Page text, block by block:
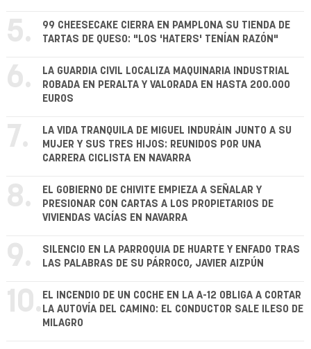
5.
99 CHEESECAKE CIERRA EN PAMPLONA SU TIENDA DE
TARTAS DE QUESO: "LOS 'HATERS' TENÍAN RAZÓN"
6.
LA GUARDIA CIVIL LOCALIZA MAQUINARIA INDUSTRIAL
ROBADA EN PERALTA Y VALORADA EN HASTA 200.000
EUROS
7.
LA VIDA TRANQUILA DE MIGUEL INDURÁIN JUNTO A SU
MUJER Y SUS TRES HIJOS: REUNIDOS POR UNA
CARRERA CICLISTA EN NAVARRA
8.
EL GOBIERNO DE CHIVITE EMPIEZA A SEÑALAR Y
PRESIONAR CON CARTAS A LOS PROPIETARIOS DE
VIVIENDAS VACÍAS EN NAVARRA
9.
SILENCIO EN LA PARROQUIA DE HUARTE Y ENFADO TRAS
LAS PALABRAS DE SU PÁRROCO, JAVIER AIZPÚN
10. EL INCENDIO DE UN COCHE EN LA A-12 OBLIGA A CORTAR
LA AUTOVÍA DEL CAMINO: EL CONDUCTOR SALE ILESO DE
MILAGRO